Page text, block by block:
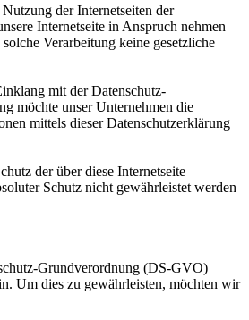
der Internetseiten der
Internetseite in Anspruch nehmen
Verarbeitung keine gesetzliche
mit der Datenschutz-
möchte unser Unternehmen die
mittels dieser Datenschutzerklärung
der über diese Internetseite
Schutz nicht gewährleistet werden
Grundverordnung (DS-GVO)
Um dies zu gewährleisten, möchten wir